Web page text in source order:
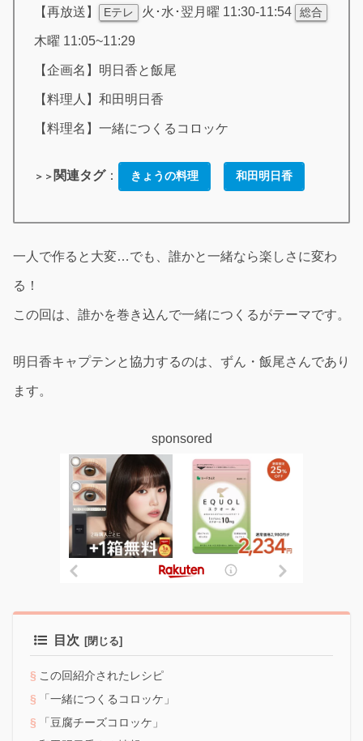
【再放送】 Eテレ 火･水･翌月曜 11:30-11:54 総合
木曜 11:05~11:29
【企画名】明日香と飯尾
【料理人】和田明日香
【料理名】一緒につくるコロッケ
＞＞ 関連タグ： きょうの料理 和田明日香
一人で作ると大変…でも、誰かと一緒なら楽しさに変わ
る！
この回は、誰かを巻き込んで一緒につくるがテーマです。
明日香キャプテンと協力するのは、ずん・飯尾さんであり
ます。
sponsored
目次
この回紹介されたレシピ
「一緒につくるコロッケ」
「豆腐チーズコロッケ」